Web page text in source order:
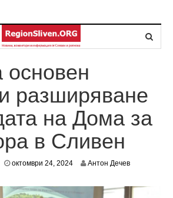
основен
разширяване
на Дома за
в Сливен
октомври 24, 2024о
Антон Дечев